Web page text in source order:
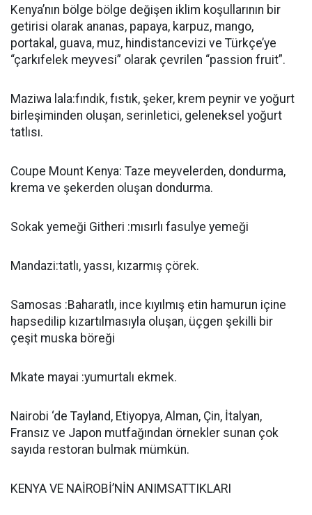
Kenya’nın bölge bölge değişen iklim koşullarının bir
getirisi olarak ananas, papaya, karpuz, mango,
portakal, guava, muz, hindistancevizi ve Türkçe’ye
“çarkıfelek meyvesi” olarak çevrilen “passion fruit”.
Maziwa lala:fındık, fıstık, şeker, krem peynir ve yoğurt
birleşiminden oluşan, serinletici, geleneksel yoğurt
tatlısı.
Coupe Mount Kenya: Taze meyvelerden, dondurma,
krema ve şekerden oluşan dondurma.
Sokak yemeği Githeri :mısırlı fasulye yemeği
Mandazi:tatlı, yassı, kızarmış çörek.
Samosas :Baharatlı, ince kıyılmış etin hamurun içine
hapsedilip kızartılmasıyla oluşan, üçgen şekilli bir
çeşit muska böreği
Mkate mayai :yumurtalı ekmek.
Nairobi ‘de Tayland, Etiyopya, Alman, Çin, İtalyan,
Fransız ve Japon mutfağından örnekler sunan çok
sayıda restoran bulmak mümkün.
KENYA VE NAİROBİ’NİN ANIMSATTIKLARI